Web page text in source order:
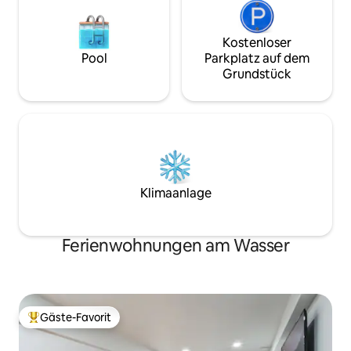
Pool
Kostenloser
Parkplatz auf dem
Grundstück
Klimaanlage
Ferienwohnungen am Wasser
Beliebter Gäste-Favorit.
Gäste-Favorit